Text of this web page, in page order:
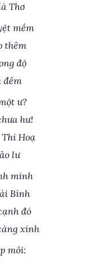
Thơ
mềm
thêm
độ
đêm
ư?
hư!
Hoạ
lư
minh
Bình
đó
xinh
môi: